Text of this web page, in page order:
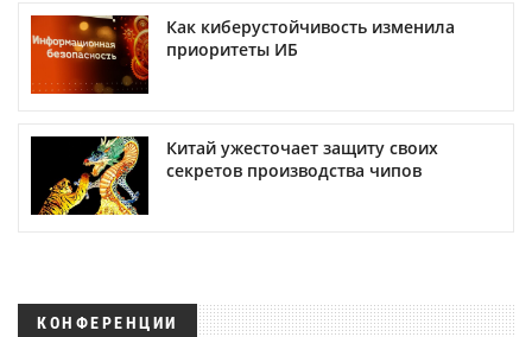
Как киберустойчивость изменила
приоритеты ИБ
Китай ужесточает защиту своих
секретов производства чипов
КОНФЕРЕНЦИИ